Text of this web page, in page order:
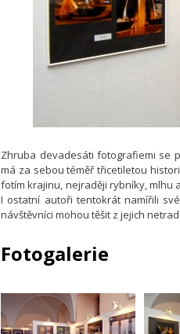
Zhruba devadesáti fotografiemi se
má za sebou téměř třicetiletou
fotím krajinu, nejraději rybníky, mlhu
I ostatní autoři tentokrát namířili
návštěvníci mohou těšit z jejich
Fotogalerie